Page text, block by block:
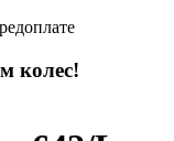
колес!